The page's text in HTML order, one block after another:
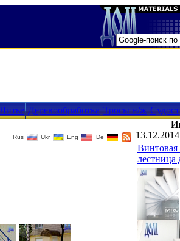
Литье Деревообработка Тросы н/ж
Rus Ukr Eng De
Винтовая
лестница